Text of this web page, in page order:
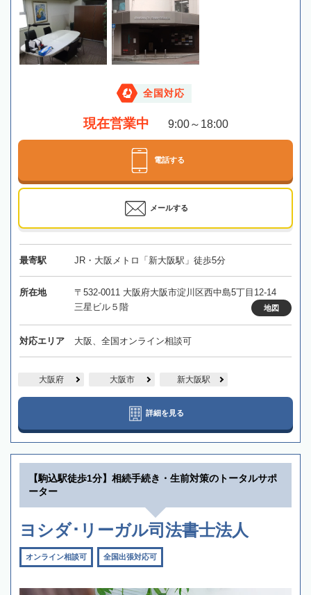
全国対応
現在営業中 9:00～18:00
電話する
メールする
最寄駅 JR・大阪メトロ「新大阪駅」徒歩5分
所在地
〒532-0011 大阪府大阪市淀川区西中島5丁目12-14
三星ビル５階
地図
対応エリア 大阪、全国オンライン相談可
大阪府 大阪市 新大阪駅
詳細を見る
【駒込駅徒歩1分】相続手続き・生前対策のトータルサポ
ーター
ヨシダ･リーガル司法書士法人
オンライン相談可 全国出張対応可